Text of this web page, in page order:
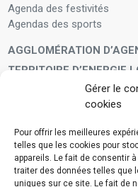
Gérer le
cookies
Pour offrir les meilleures
telles que les cookies pour
appareils. Le fait de consentir
traiter des données telles que
uniques sur ce site. Le fait de
Agenda des festivités
Agendas des sports
AGGLOMÉRATION
TERRITOIRE D’ENERGIE
Enfants et adolescents
VIVRE À VOS CÔTÉS
Service municipal d’aide